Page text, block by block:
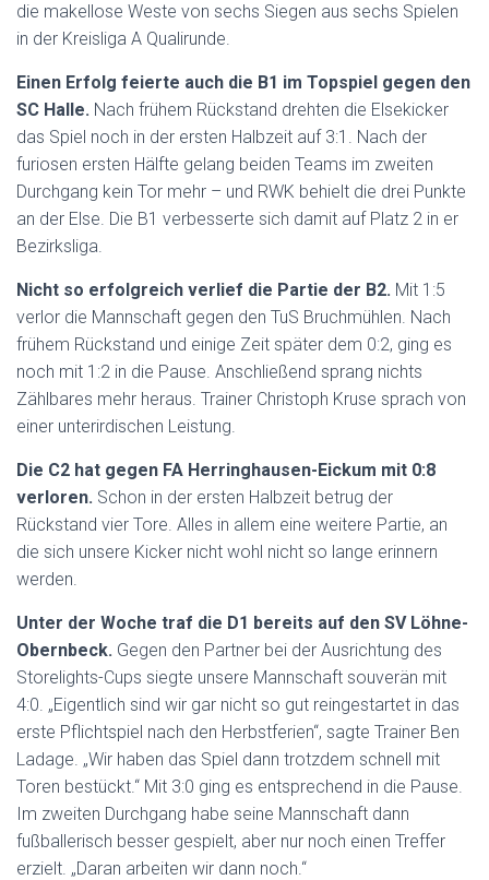
die makellose Weste von sechs Siegen aus sechs Spielen
in der Kreisliga A Qualirunde.
Einen Erfolg feierte auch die B1 im Topspiel gegen den
SC Halle. Nach frühem Rückstand drehten die Elsekicker
das Spiel noch in der ersten Halbzeit auf 3:1. Nach der
furiosen ersten Hälfte gelang beiden Teams im zweiten
Durchgang kein Tor mehr – und RWK behielt die drei Punkte
an der Else. Die B1 verbesserte sich damit auf Platz 2 in er
Bezirksliga.
Nicht so erfolgreich verlief die Partie der B2. Mit 1:5
verlor die Mannschaft gegen den TuS Bruchmühlen. Nach
frühem Rückstand und einige Zeit später dem 0:2, ging es
noch mit 1:2 in die Pause. Anschließend sprang nichts
Zählbares mehr heraus. Trainer Christoph Kruse sprach von
einer unterirdischen Leistung.
Die C2 hat gegen FA Herringhausen-Eickum mit 0:8
verloren. Schon in der ersten Halbzeit betrug der
Rückstand vier Tore. Alles in allem eine weitere Partie, an
die sich unsere Kicker nicht wohl nicht so lange erinnern
werden.
Unter der Woche traf die D1 bereits auf den SV Löhne-
Obernbeck. Gegen den Partner bei der Ausrichtung des
Storelights-Cups siegte unsere Mannschaft souverän mit
4:0. „Eigentlich sind wir gar nicht so gut reingestartet in das
erste Pflichtspiel nach den Herbstferien“, sagte Trainer Ben
Ladage. „Wir haben das Spiel dann trotzdem schnell mit
Toren bestückt.“ Mit 3:0 ging es entsprechend in die Pause.
Im zweiten Durchgang habe seine Mannschaft dann
fußballerisch besser gespielt, aber nur noch einen Treffer
erzielt. „Daran arbeiten wir dann noch.“